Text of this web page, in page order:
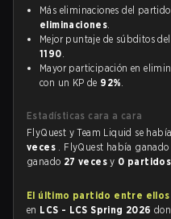
Más eliminaciones del
eliminaciones.
Mejor puntaje de súbditos
1190.
Mayor participación en
con un KP de 92%.
Estadísticas cara a cara
FlyQuest y Team Liquid se
veces . FlyQuest había ganado
ganado 27 vecesy 0 partidos
El último partido entre ellos
en LCS - LCS Spring 2026